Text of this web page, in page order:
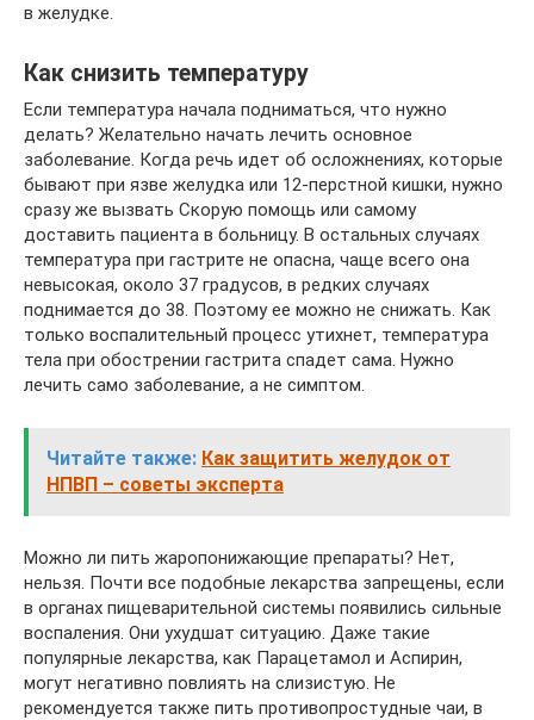
в желудке.
Как снизить температуру
Если температура начала подниматься, что нужно
делать? Желательно начать лечить основное
заболевание. Когда речь идет об осложнениях, которые
бывают при язве желудка или 12-перстной кишки, нужно
сразу же вызвать Скорую помощь или самому
доставить пациента в больницу. В остальных случаях
температура при гастрите не опасна, чаще всего она
невысокая, около 37 градусов, в редких случаях
поднимается до 38. Поэтому ее можно не снижать. Как
только воспалительный процесс утихнет, температура
тела при обострении гастрита спадет сама. Нужно
лечить само заболевание, а не симптом.
Читайте также: Как защитить желудок от
НПВП – советы эксперта
Можно ли пить жаропонижающие препараты? Нет,
нельзя. Почти все подобные лекарства запрещены, если
в органах пищеварительной системы появились сильные
воспаления. Они ухудшат ситуацию. Даже такие
популярные лекарства, как Парацетамол и Аспирин,
могут негативно повлиять на слизистую. Не
рекомендуется также пить противопростудные чаи, в